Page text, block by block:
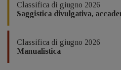
Classifica di giugno 2026
Saggistica divulgativa,
Classifica di giugno 2026
Manualistica